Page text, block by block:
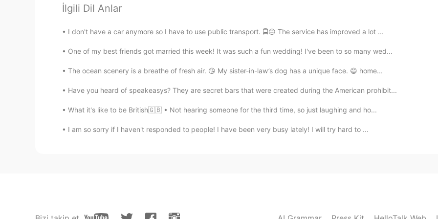
and I get that. But, I feel like you're likely to face those same problems and experience
you don't know 60~70% of a person's true character until you marry them LOL. So
that's why I feel like learning how to relate to your family now is the best way to
prepare for building another family later on. If you can get through this, then you'll have
a better chance of succeeding in marriage, too.
David Baek 2019.05.08 18:36
게 잘해주는 것입니다 지금부터 가정에
사랑표현을 하는 것입니다
İlgili Dil Anlar
I don't have a car anymore so I have to use public transport. 🚍😐 The service has improved a lot ...
One of my best friends got married this week! It was such a fun wedding! I've been to so many wed...
The ocean scenery is a breathe of fresh air. 😘 My sister-in-law’s dog has a unique face. 😄 home...
Have you heard of speakeasys? They are secret bars that were created during the American prohibit...
What it's like to be British🇬🇧 • Not hearing someone for the third time, so just laughing and ho...
I am so sorry if I haven't responded to people! I have been very busy lately! I will try hard to ...